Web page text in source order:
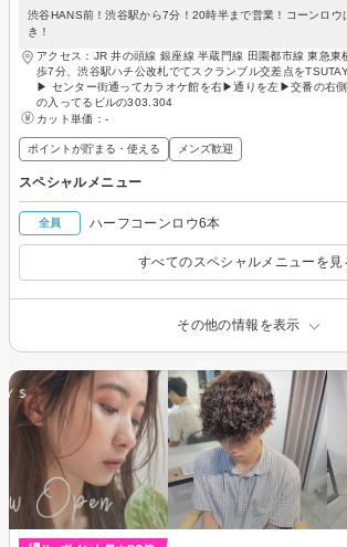
渋谷HANS前！渋谷駅から7分！20時半まで営業！コーンロ
き！
アクセス：JR 井の頭線 銀座線 半蔵門線 田園都市線 東急
歩7分、渋谷駅ハチ公改札でてスクランブル交差点を
▶︎ センター街通ってカラオケ館を右▶︎通りを左▶︎交番の右
の入ってるビルの303.304
カット単価： -
ポイントが貯まる・使える メンズ歓迎
スペシャルメニュー
全員 ハーフコーンロウ6本
すべてのスペシャルメニューを見
その他の情報を表示